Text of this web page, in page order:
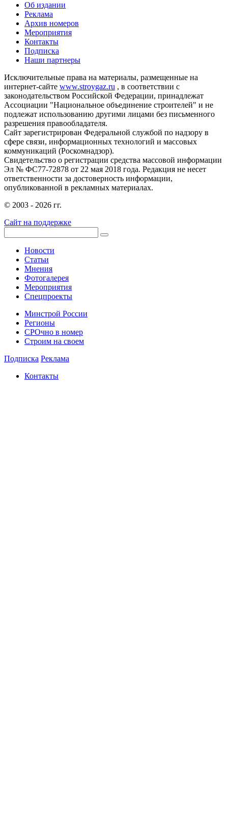
Об издании
Реклама
Архив номеров
Мероприятия
Контакты
Подписка
Наши партнеры
Исключительные права на материалы, размещенные на
интернет-сайте www.stroygaz.ru , в соответствии с
законодательством Российской Федерации, принадлежат
Ассоциации "Национальное объединение строителей" и не
подлежат использованию другими лицами без письменного
разрешения правообладателя.
Сайт зарегистрирован Федеральной службой по надзору в
сфере связи, информационных технологий и массовых
коммуникаций (Роскомнадзор).
Свидетельство о регистрации средства массовой информации
Эл № ФС77-72878 от 22 мая 2018 года. Редакция не несет
ответственности за достоверность информации,
опубликованной в рекламных материалах.
© 2003 - 2026 гг.
Сайт на поддержке
Новости
Статьи
Мнения
Фотогалерея
Мероприятия
Спецпроекты
Минстрой России
Регионы
СРОчно в номер
Строим на своем
Подписка Реклама
Контакты